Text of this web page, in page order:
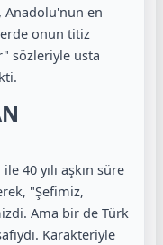
Anadolu'nun en
onun titiz
sözleriyle usta
40 yılı aşkın süre
"Şefimiz,
Ama bir de Türk
Karakteriyle